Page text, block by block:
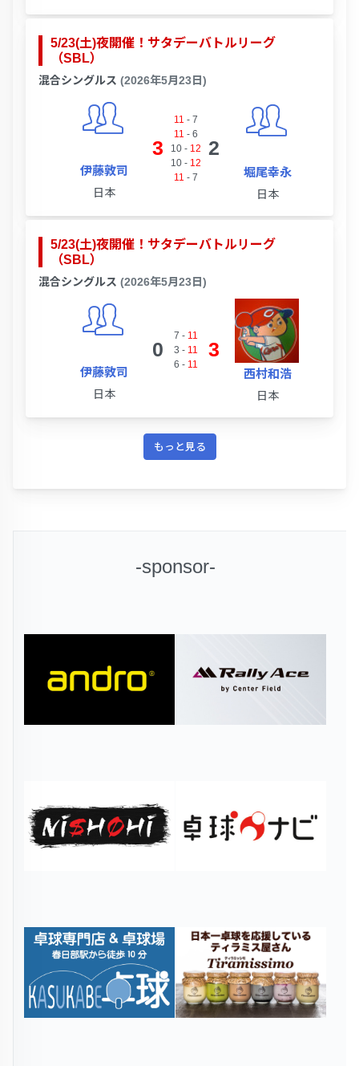
5/23(土)夜開催！サタデーバトルリーグ
（SBL）
混合シングルス (2026年5月23日)
伊藤敦司
日本
3
11 - 7
11 - 6
10- 12
10- 12
11 - 7
2
堀尾幸永
日本
5/23(土)夜開催！サタデーバトルリーグ
（SBL）
混合シングルス (2026年5月23日)
伊藤敦司
日本
0
7 - 11
3 - 11
6 - 11
3
西村和浩
日本
もっと見る
-sponsor-